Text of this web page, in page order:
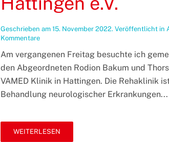
Geschrieben am 15. November 2022. Veröffentlicht in
Kommentarezu
Tag
in
Besuch
der
und
des
Am vergangenen Freitag besuchte ich
den Abgeordneten Rodion Bakum und
VAMED Klinik in Hattingen. Die Rehaklinik
Behandlung neurologischer Erkrankungen...
WEITERLESEN